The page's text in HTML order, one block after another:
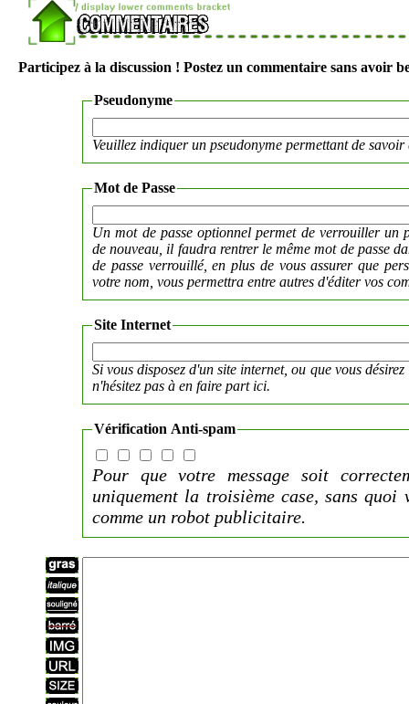
Participez à la discussion ! Postez un commentaire sans avoir
Pseudonyme
Veuillez indiquer un pseudonyme permettant de savoir
Mot de Passe
Un mot de passe optionnel permet de verrouiller un
de nouveau, il faudra rentrer le même mot de passe
de passe verrouillé, en plus de vous assurer que
votre nom, vous permettra entre autres d'éditer vos
Site Internet
Si vous disposez d'un site internet, ou que vous
n'hésitez pas à en faire part ici.
Vérification Anti-spam
Pour que votre message soit
uniquement la troisième case, sans quoi
comme un robot publicitaire.